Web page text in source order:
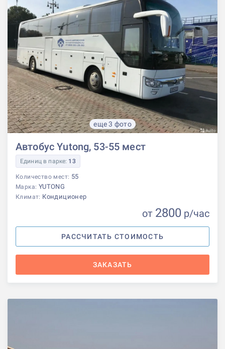
еще 3 фото
Автобус Yutong, 53-55 мест
Единиц в парке: 13
Количество мест: 55
Марка: YUTONG
Климат: Кондиционер
от 2800 р/час
РАССЧИТАТЬ СТОИМОСТЬ
ЗАКАЗАТЬ